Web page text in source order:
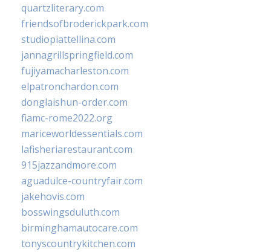
quartzliterary.com
friendsofbroderickpark.com
studiopiattellina.com
jannagrillspringfield.com
fujiyamacharleston.com
elpatronchardon.com
donglaishun-order.com
fiamc-rome2022.org
mariceworldessentials.com
lafisheriarestaurant.com
915jazzandmore.com
aguadulce-countryfair.com
jakehovis.com
bosswingsduluth.com
birminghamautocare.com
tonyscountrykitchen.com